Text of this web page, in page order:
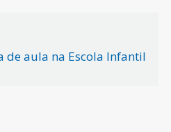
de aula na Escola Infantil